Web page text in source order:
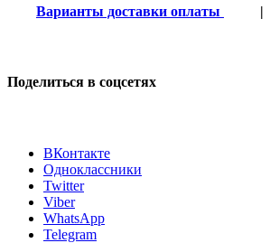
Варианты доставки оплаты
Поделиться в соцсетях
ВКонтакте
Одноклассники
Twitter
Viber
WhatsApp
Telegram